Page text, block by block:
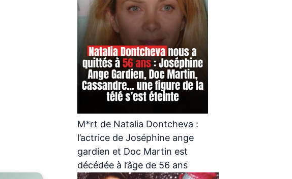
M*rt de Natalia Dontcheva :
l’actrice de Joséphine ange
gardien et Doc Martin est
décédée à l’âge de 56 ans